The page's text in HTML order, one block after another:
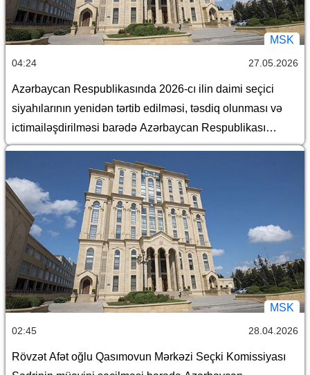
MSK
04:24 27.05.2026
Azərbaycan Respublikasında 2026-cı ilin daimi seçici
siyahılarının yenidən tərtib edilməsi, təsdiq olunması və
ictimailəşdirilməsi barədə Azərbaycan Respublikası
Mərkəzi Seçki Komissiyasının qərarı
MSK
02:45 28.04.2026
Rövzət Afət oğlu Qasımovun Mərkəzi Seçki Komissiyası